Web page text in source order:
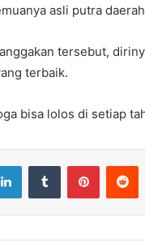
asli putra
tersebut,
terbaik.
bisa lolos di setiap
LinkedInTumblr Pinterest